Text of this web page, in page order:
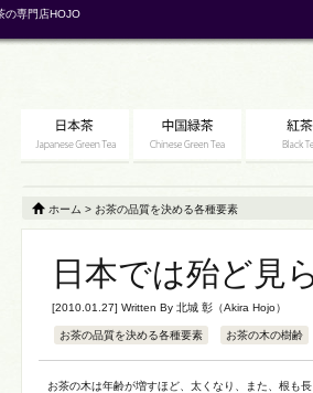
の専門店HOJO
ホーム > お茶の品質を決める各種要素
日本では殆ど見
[2010.01.27] Written By 北城 彰（Akira Hojo）
お茶の品質を決める各種要素 お茶の木の樹齢
お茶の木は年齢が増すほど、太くなり、また、根も長